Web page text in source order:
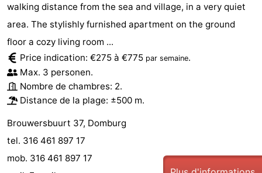
walking distance from the sea and village, in a very quiet
area. The stylishly furnished apartment on the ground
floor a cozy living room ...
Price indication: €275 à €775 par semaine.
Max. 3 personen.
Nombre de chambres: 2.
Distance de la plage: ±500 m.
Brouwersbuurt 37, Domburg
tel. 316 461 897 17
mob. 316 461 897 17